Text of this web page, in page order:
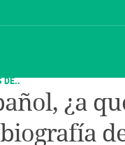
DE..
¿a